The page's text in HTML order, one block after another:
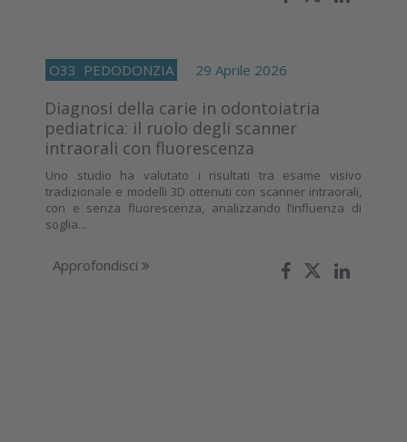
O33 PEDODONZIA 29 Aprile 2026
Diagnosi della carie in odontoiatria
pediatrica: il ruolo degli scanner
intraorali con fluorescenza
Uno studio ha valutato i risultati tra esame visivo
tradizionale e modelli 3D ottenuti con scanner intraorali,
con e senza fluorescenza, analizzando l’influenza di
soglia...
Approfondisci